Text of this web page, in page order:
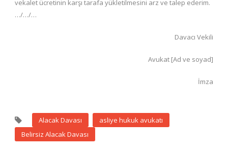
vekalet ücretinin karşı tarafa yükletilmesini arz ve talep ederim.
…/…/…
Davacı Vekili
Avukat [Ad ve soyad]
İmza
Alacak Davası
asliye hukuk avukatı
Belirsiz Alacak Davası